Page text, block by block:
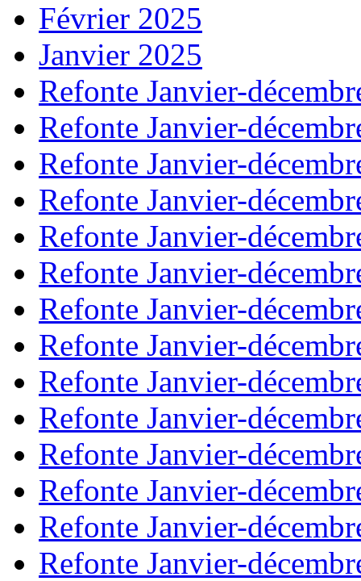
Février 2025
Janvier 2025
Refonte Janvier-
Refonte Janvier-
Refonte Janvier-
Refonte Janvier-
Refonte Janvier-
Refonte Janvier-
Refonte Janvier-
Refonte Janvier-
Refonte Janvier-
Refonte Janvier-
Refonte Janvier-
Refonte Janvier-
Refonte Janvier-
Refonte Janvier-